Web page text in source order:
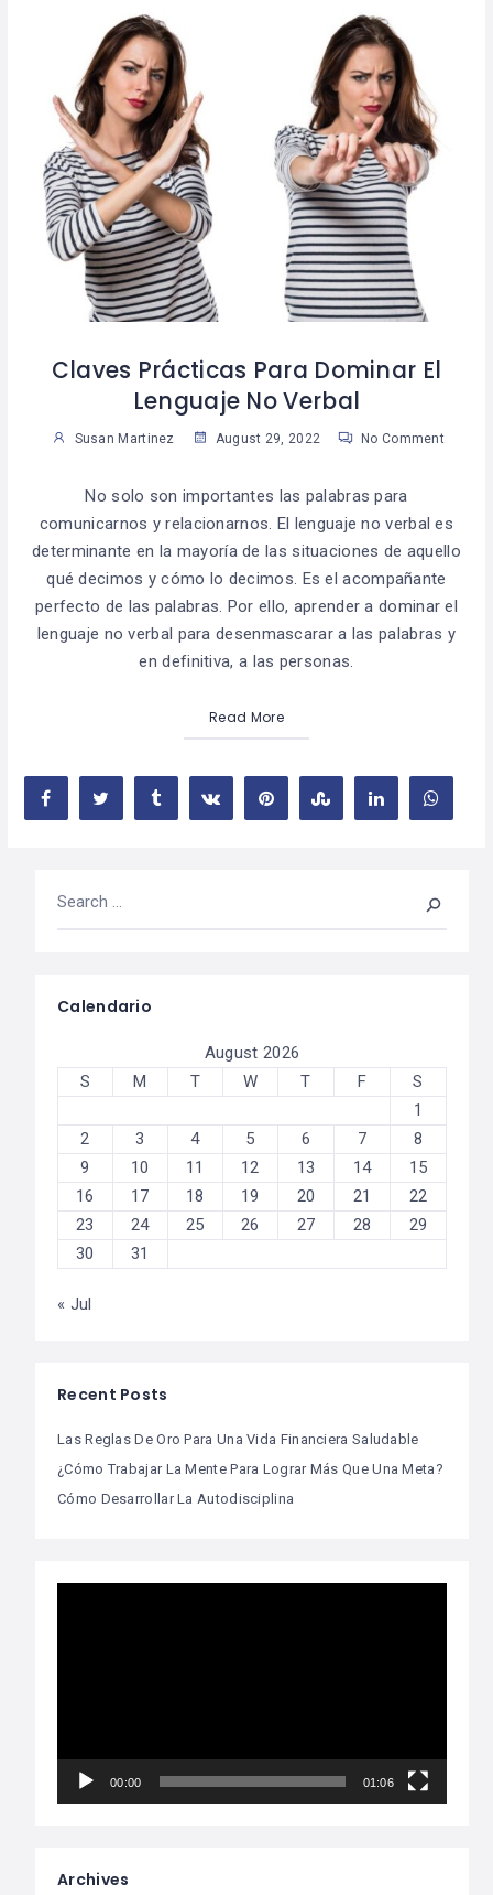
Claves Prácticas Para Dominar El
Lenguaje No Verbal
Susan Martinez August 29, 2022 No Comment
No solo son importantes las palabras para
comunicarnos y relacionarnos. El lenguaje no verbal es
determinante en la mayoría de las situaciones de aquello
qué decimos y cómo lo decimos. Es el acompañante
perfecto de las palabras. Por ello, aprender a dominar el
lenguaje no verbal para desenmascarar a las palabras y
en definitiva, a las personas.
Read More
Calendario
August 2026
S
M T W T F
S
1
2
3 4 5 6 7
8
9
10 11 12 13 14
15
16
17 18 19 20 21
22
23
24 25 26 27 28
29
30
31
« Jul
Recent Posts
Las Reglas De Oro Para Una Vida Financiera Saludable
¿Cómo Trabajar La Mente Para Lograr Más Que Una Meta?
Cómo Desarrollar La Autodisciplina
00:00 01:06
Archives